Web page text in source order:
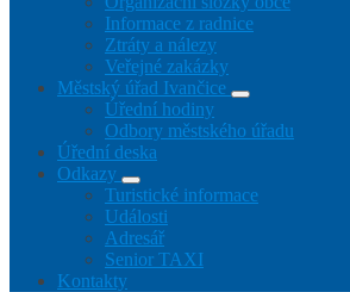
Informace z radnice
Ztráty a nálezy
Veřejné zakázky
Městský úřad Ivančice
Úřední hodiny
Odbory městského úřadu
Úřední deska
Odkazy
Turistické informace
Události
Adresář
Senior TAXI
Kontakty